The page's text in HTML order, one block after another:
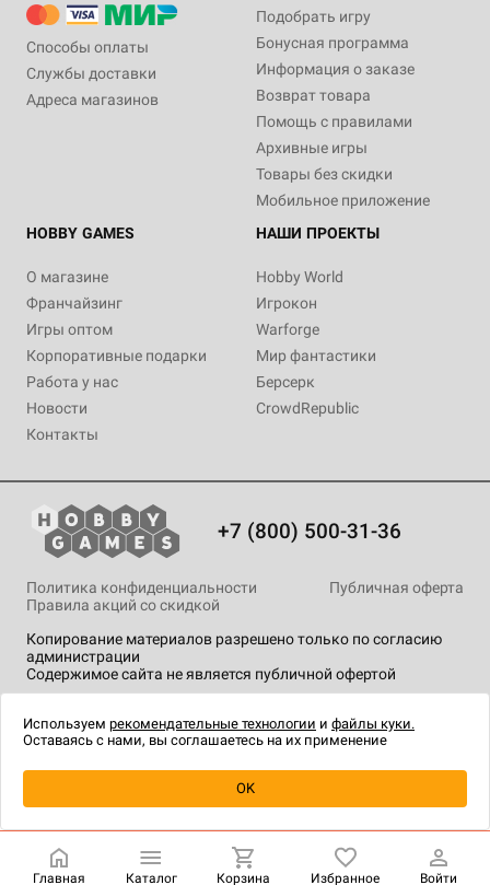
Уведомить о наличии
Способы оплаты
Службы доставки
Адреса магазинов
Подобрать игру
Бонусная программа
Информация о заказе
Возврат товара
Помощь с правилами
Архивные игры
Товары без скидки
Мобильное приложение
HOBBY GAMES
О магазине
Франчайзинг
Игры оптом
Корпоративные подарки
Работа у нас
Новости
Контакты
НАШИ ПРОЕКТЫ
Hobby World
Игрокон
Warforge
Мир фантастики
Берсерк
CrowdRepublic
+7 (800) 500-31-36
Копирование материалов разрешено только по согласию
администрации
Содержимое сайта не является публичной офертой
Политика конфиденциальности
Публичная оферта
Правила акций со скидкой
технологии.
Главная Каталог Корзина Избранное Войти
Используем рекомендательные технологии и файлы куки.
Оставаясь с нами, вы соглашаетесь на их применение
OK